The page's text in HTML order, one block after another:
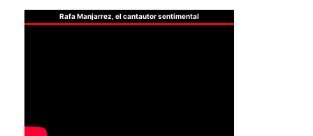
Rafa Manjarrez, el cantautor sentimental